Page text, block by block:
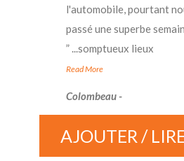
l'automobile, pourtant
passé une superbe
somptueux lieux
...
”
Read More
- Colombeau
AJOUTER /